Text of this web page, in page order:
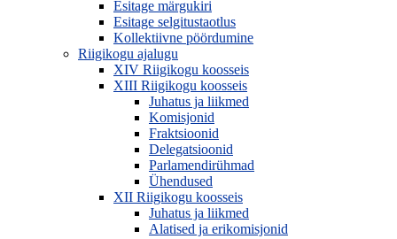
Esitage märgukiri
Esitage selgitustaotlus
Kollektiivne pöördumine
Riigikogu ajalugu
XIV Riigikogu koosseis
XIII Riigikogu koosseis
Juhatus ja liikmed
Komisjonid
Fraktsioonid
Delegatsioonid
Parlamendirühmad
Ühendused
XII Riigikogu koosseis
Juhatus ja liikmed
Alatised ja erikomisjonid